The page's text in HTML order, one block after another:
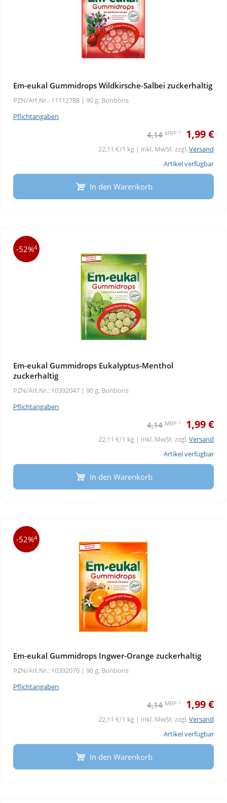
Em-eukal Gummidrops Wildkirsche-Salbei zuckerhaltig
PZN/Art.Nr.: 11112788 | 90 g, Bonbons
Pflichtangaben
4,14 MRP 2 1,99 €
22,11 €/1 kg | inkl. MwSt. zzgl.Versand
Artikel verfügbar
In den Warenkorb
-52%4
Em-eukal Gummidrops Eukalyptus-Menthol
zuckerhaltig
PZN/Art.Nr.: 10392047 | 90 g, Bonbons
Pflichtangaben
4,14 MRP 2 1,99 €
22,11 €/1 kg | inkl. MwSt. zzgl.Versand
Artikel verfügbar
In den Warenkorb
-52%4
Em-eukal Gummidrops Ingwer-Orange zuckerhaltig
PZN/Art.Nr.: 10392076 | 90 g, Bonbons
Pflichtangaben
4,14 MRP 2 1,99 €
22,11 €/1 kg | inkl. MwSt. zzgl.Versand
Artikel verfügbar
In den Warenkorb